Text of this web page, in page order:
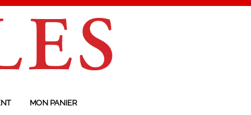
MON PANIER